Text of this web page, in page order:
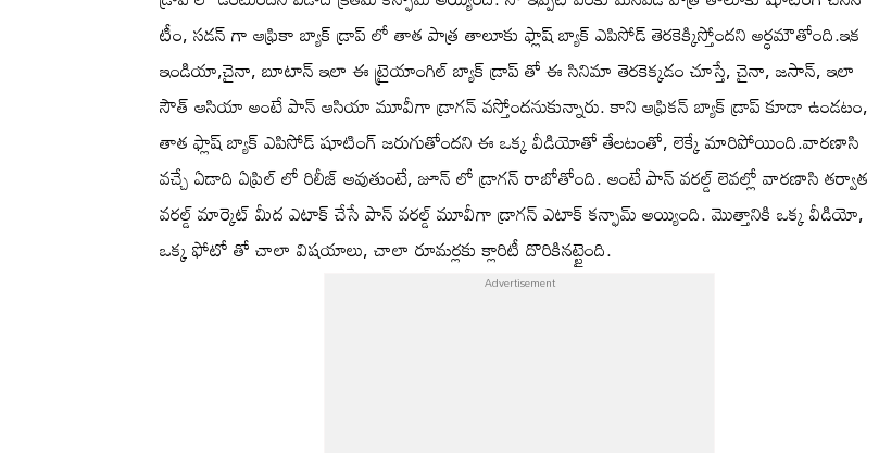
టీం, సడన్ గా ఆఫ్రికా బ్యాక్ డ్రాప్ లో తాత పాత్ర తాలూకు ఫ్లాష్ బ్యాక్ ఎపిసోడ్ తెరకెక్కిస్తోందని అర్ధమౌతోంది.ఇక
ఇండియా,చైనా, బూటాన్ ఇలా ఈ ట్రైయాంగిల్ బ్యాక్ డ్రాప్ తో ఈ సినిమా తెరకెక్కడం చూస్తే, చైనా, జసాన్, ఇలా
సౌత్ ఆసియా అంటే పాన్ ఆసియా మూవీగా డ్రాగన్ వస్తోందనుకున్నారు. కాని ఆఫ్రికన్ బ్యాక్ డ్రాప్ కూడా ఉండటం,
తాత ఫ్లాష్ బ్యాక్ ఎపిసోడ్ షూటింగ్ జరుగుతోందని ఈ ఒక్క వీడియోతో తేలటంతో, లెక్కే మారిపోయింది.వారణాసి
వచ్చే ఏడాది ఏప్రిల్ లో రిలీజ్ అవుతుంటే, జూన్ లో డ్రాగన్ రాబోతోంది. అంటే పాన్ వరల్డ్ లెవల్లో వారణాసి తర్వాత
వరల్డ్ మార్కెట్ మీద ఎటాక్ చేసే పాన్ వరల్డ్ మూవీగా డ్రాగన్ ఎటాక్ కన్ఫామ్ అయ్యింది. మొత్తానికి ఒక్క వీడియో,
ఒక్క ఫోటో తో చాలా విషయాలు, చాలా రూమర్లకు క్లారిటీ దొరికినట్టైంది.